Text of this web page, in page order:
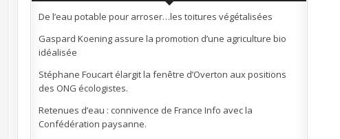
De l’eau potable pour arroser…les toitures végétalisées
Gaspard Koening assure la promotion d’une agriculture bio
idéalisée
Stéphane Foucart élargit la fenêtre d’Overton aux positions
des ONG écologistes.
Retenues d’eau : connivence de France Info avec la
Confédération paysanne.